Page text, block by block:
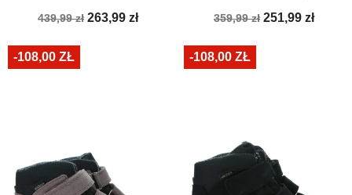
Cena
439,99 zł Cena
263,99 zł
Cena
359,99 zł Cena
251,99 zł
-108,00 ZŁ -108,00 ZŁ